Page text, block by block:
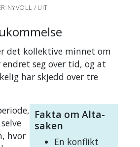
NYVOLL / UIT
det kollektive minnet om
seg over tid, og at
har skjedd over tre
Fakta om Alta-
saken
En konflikt
hvor